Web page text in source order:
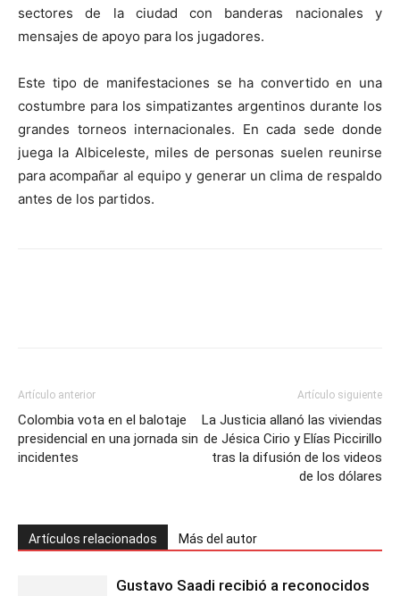
sectores de la ciudad con banderas nacionales y
mensajes de apoyo para los jugadores.
Este tipo de manifestaciones se ha convertido en una
costumbre para los simpatizantes argentinos durante los
grandes torneos internacionales. En cada sede donde
juega la Albiceleste, miles de personas suelen reunirse
para acompañar al equipo y generar un clima de respaldo
antes de los partidos.
Artículo anterior
Colombia vota en el balotaje
presidencial en una jornada sin
incidentes
Artículo siguiente
La Justicia allanó las viviendas
de Jésica Cirio y Elías Piccirillo
tras la difusión de los videos
de los dólares
Artículos relacionados Más del autor
Gustavo Saadi recibió a reconocidos